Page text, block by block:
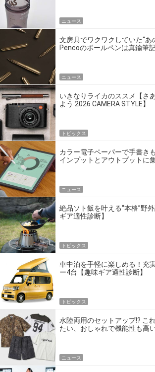
ニュース
文房具でワクワクしていた“あ
Pencoのボールペンは真鍮筆
ニュース
いきなりライカのススメ【さ
よう 2026 CAMERA STYLE】
トピックス
カラー電子ペーパーで手書き
インプットとアウトプットに
ニュース
絶品ソト飯を叶える“本格”野
ギア適性診断】
トピックス
車中泊を手軽に楽しめる！充
ー4台【趣味ギア適性診断】
トピックス
水陸両用のセットアップ!? こ
たい、おしゃれで機能性も高
ニュース